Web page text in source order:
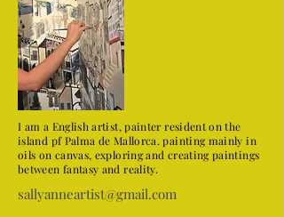
I am a English artist, painter resident on the
island pf Palma de Mallorca. painting mainly in
oils on canvas, exploring and creating paintings
between fantasy and reality.
sallyanneartist@gmail.com